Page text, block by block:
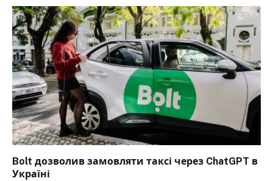
Bolt дозволив замовляти таксі через ChatGPT в
Україні